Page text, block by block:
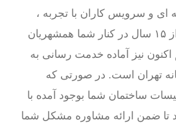
ای و سرویس کاران با تجربه ،
افتخار دارد بیش از ۱۵ سال در کنار شما همشهریان
اکنون نیز آماده خدمت رسانی به
مناطق ۲۲ گانه تهران است. در صورتی که
ساختمان شما بوجود آمده با
تا ضمن ارائه مشاوره مشکل شما